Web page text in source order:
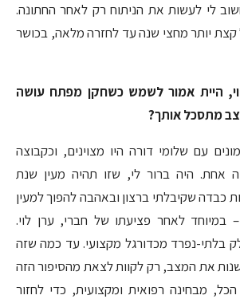
לי לעשות את הניתוח רק לאחר החתונה.
קצת יותר מחצי שנה עד לחזרה מלאה, בכושר
היית אמור לשמש כשחקן מפתח עושה
מתסכל אותך?
עם שלומי דורה היו מצוינים, וכקבוצה
אחת. היה ברור לי, שזו תהיה מעין שנת
כבדה שקיבלתי ברצון ובאהבה להפוך למעין
במיוחד לאחר פציעתו של חברי, ערן לוי.
בלתי-נפרד מכדורגל מקצועי. עד כמה שזה
את המצב, רק לקוות לצאת מהסיפור הזה
מבחינה רפואית ומקצועית, כדי לחזור